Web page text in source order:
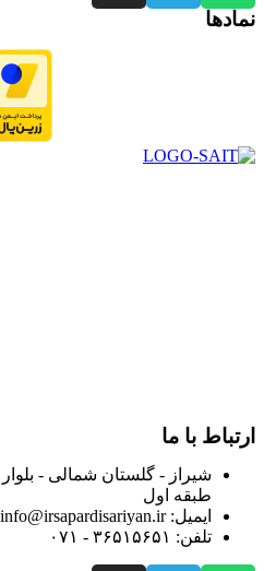
نمادها
ارتباط با ما
شیراز - گلستان شمالی -
طبقه اول
ایمیل: info@irsapardisariyan.ir
تلفن: ۳۶۵۱۵۶۵۱ - ۰۷۱